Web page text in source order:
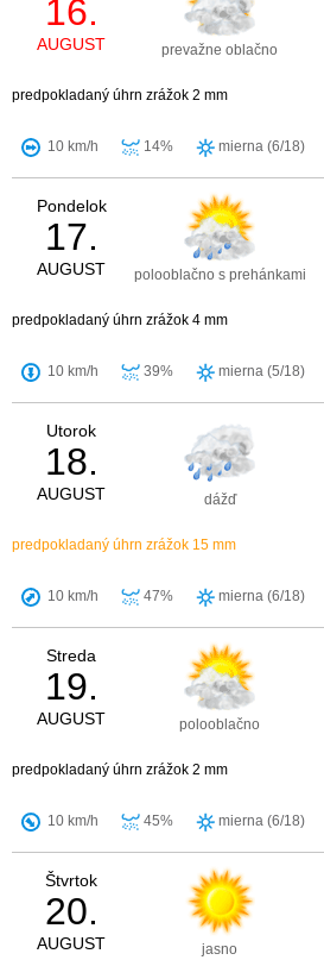
16.
AUGUST prevažne oblačno
predpokladaný úhrn zrážok 2 mm
10 km/h 14% mierna (6/18)
Pondelok
17.
AUGUST polooblačno s prehánkami
predpokladaný úhrn zrážok 4 mm
10 km/h 39% mierna (5/18)
Utorok
18.
AUGUST dážď
predpokladaný úhrn zrážok 15 mm
10 km/h 47% mierna (6/18)
Streda
19.
AUGUST polooblačno
predpokladaný úhrn zrážok 2 mm
10 km/h 45% mierna (6/18)
Štvrtok
20.
AUGUST jasno